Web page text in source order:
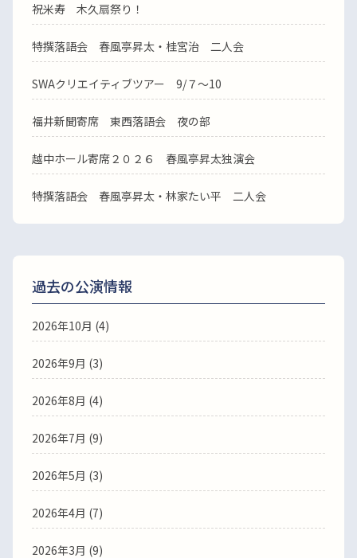
祝米寿 木久扇祭り！
特撰落語会 春風亭昇太・桂宮治 二人会
SWAクリエイティブツアー 9/７～10
福井新聞寄席 東西落語会 夜の部
越中ホール寄席２０２６ 春風亭昇太独演会
特撰落語会 春風亭昇太・林家たい平 二人会
過去の公演情報
2026年10月 (4)
2026年9月 (3)
2026年8月 (4)
2026年7月 (9)
2026年5月 (3)
2026年4月 (7)
2026年3月 (9)